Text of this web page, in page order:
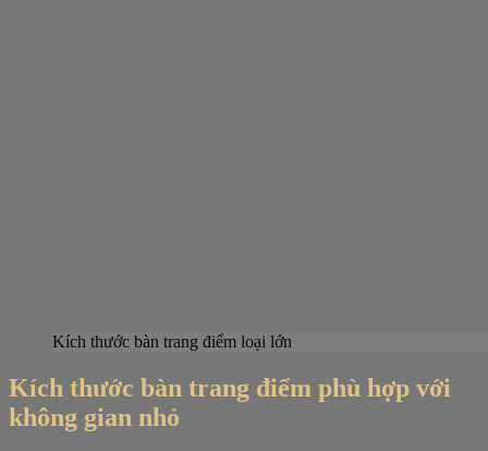
Kích thước bàn trang điểm loại lớn
Kích thước bàn trang điểm phù hợp với
không gian nhỏ